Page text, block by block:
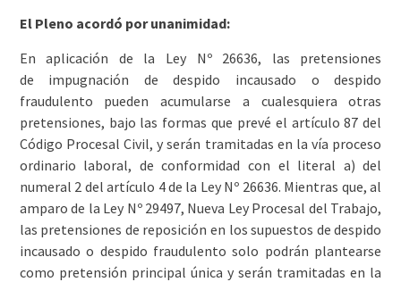
El Pleno acordó por unanimidad:
En aplicación de la Ley Nº 26636, las pretensiones
de impugnación de despido incausado o despido
fraudulento pueden acumularse a cualesquiera otras
pretensiones, bajo las formas que prevé el artículo 87 del
Código Procesal Civil, y serán tramitadas en la vía proceso
ordinario laboral, de conformidad con el literal a) del
numeral 2 del artículo 4 de la Ley Nº 26636. Mientras que, al
amparo de la Ley Nº 29497, Nueva Ley Procesal del Trabajo,
las pretensiones de reposición en los supuestos de despido
incausado o despido fraudulento solo podrán plantearse
como pretensión principal única y serán tramitadas en la